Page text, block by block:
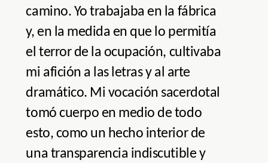
camino. Yo trabajaba en la fábrica
y, en la medida en que lo permitía
el terror de la ocupación, cultivaba
mi afición a las letras y al arte
dramático. Mi vocación sacerdotal
tomó cuerpo en medio de todo
esto, como un hecho interior de
una transparencia indiscutible y